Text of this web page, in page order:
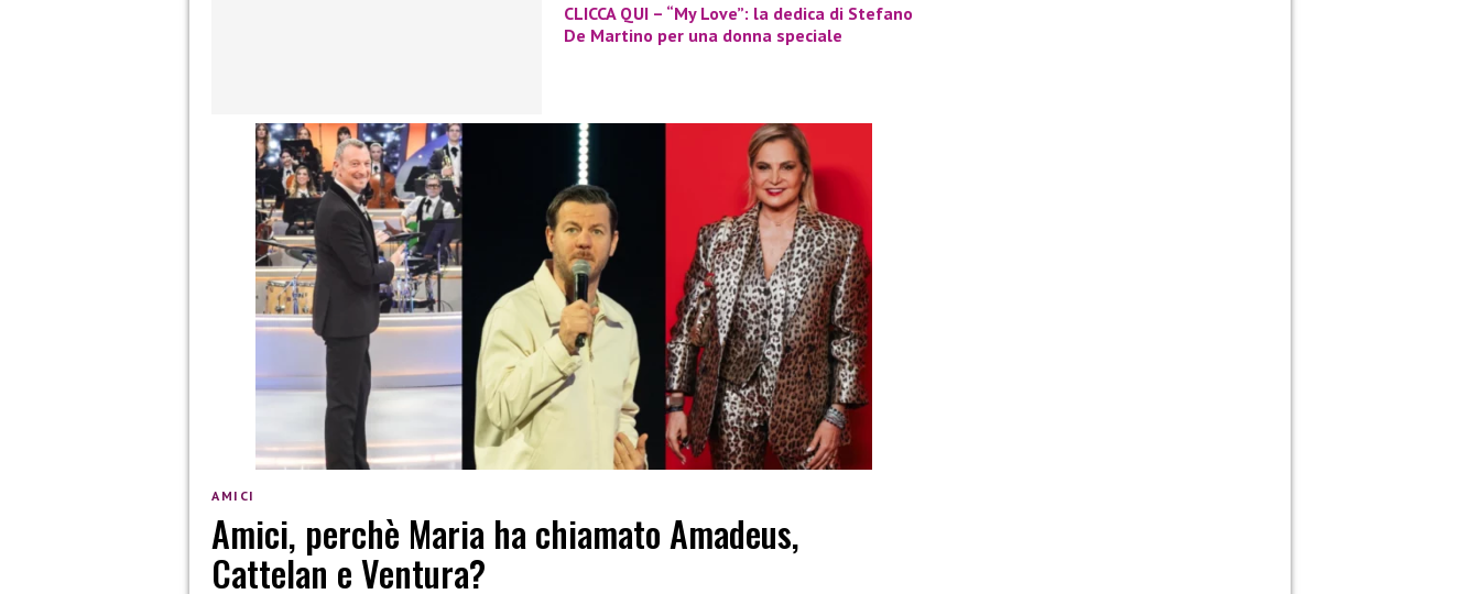
CLICCA QUI – “My Love”: la dedica di Stefano
De Martino per una donna speciale
AMICI
Amici, perchè Maria ha chiamato Amadeus,
Cattelan e Ventura?